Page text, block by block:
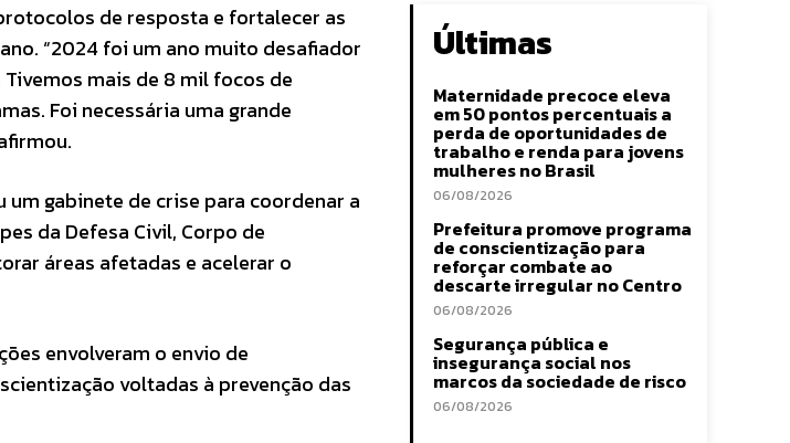
de resposta e fortalecer as
“2024 foi um ano muito desafiador
mais de 8 mil focos de
Foi necessária uma grande
gabinete de crise para coordenar a
da Defesa Civil, Corpo de
áreas afetadas e acelerar o
envolveram o envio de
voltadas à prevenção das
Últimas
Maternidade precoce eleva
em 50 pontos percentuais a
perda de oportunidades de
trabalho e renda para jovens
mulheres no Brasil
06/08/2026
Prefeitura promove programa
de conscientização para
reforçar combate ao
descarte irregular no Centro
06/08/2026
Segurança pública e
insegurança social nos
marcos da sociedade de risco
06/08/2026